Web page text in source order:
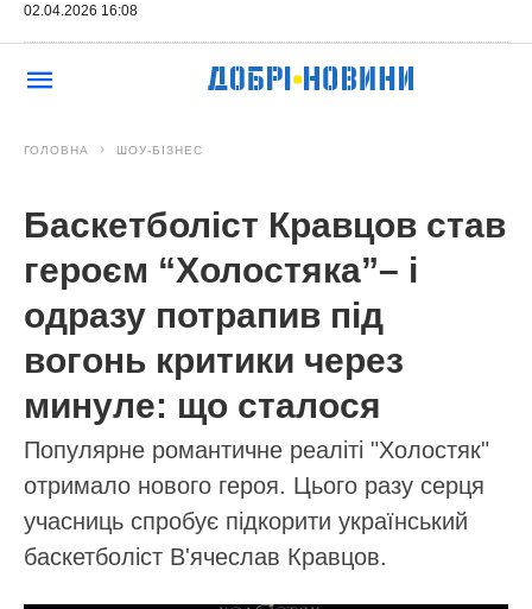
02.04.2026 16:08